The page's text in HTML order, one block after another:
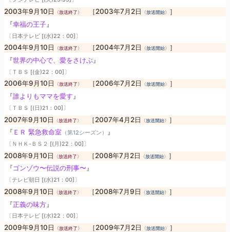
2003年9月10日 〈放送終了〉 ［2003年7月2日 〈放送開始〉
］
『幸福の王子』
〔日本テレビ [(水)22：00]〕
2004年9月10日 〈放送終了〉 ［2004年7月2日 〈放送開始〉
］
『世界の中心で、愛をさけぶ』
〔ＴＢＳ [(金)22：00]〕
2006年9月10日 〈放送終了〉 ［2006年7月2日 〈放送開始〉
］
『誰よりもママを愛す 』
〔ＴＢＳ [(日)21：00]〕
2007年9月10日 〈放送終了〉 ［2007年4月2日 〈放送開始〉
］
『 ＥＲ 緊急救命室 （第12シーズン） 』
〔ＮＨＫ-ＢＳ２ [(月)22：00]〕
2008年9月10日 〈放送終了〉 ［2008年7月2日 〈放送開始〉
］
『ゴンゾウ〜伝説の刑事〜』
〔テレビ朝日 [(水)21：00]〕
2008年9月10日 〈放送終了〉 ［2008年7月9日 〈放送開始〉
］
『正義の味方』
〔日本テレビ [(水)22：00]〕
2009年9月10日 〈放送終了〉 ［2009年7月2日 〈放送開始〉
］